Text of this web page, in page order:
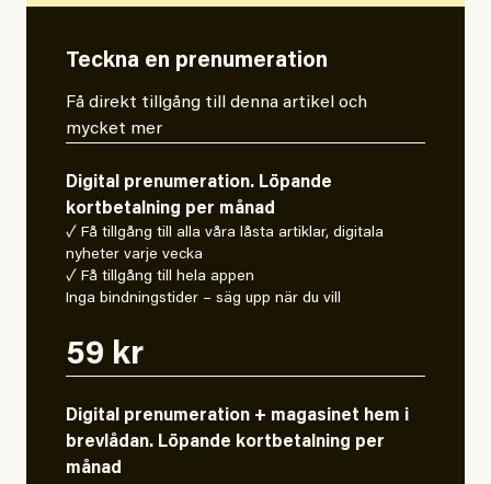
Teckna en prenumeration
Få direkt tillgång till denna artikel och
mycket mer
Digital prenumeration. Löpande
kortbetalning per månad
✓ Få tillgång till alla våra låsta artiklar, digitala
nyheter varje vecka
✓ Få tillgång till hela appen
Inga bindningstider – säg upp när du vill
59 kr
Digital prenumeration + magasinet hem i
brevlådan. Löpande kortbetalning per
månad